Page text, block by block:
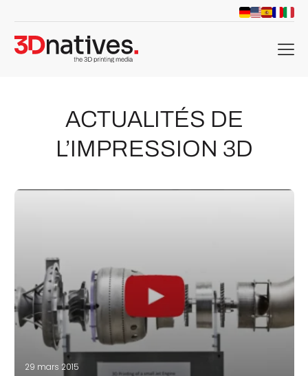
menu
ACTUALITÉS DE
L’IMPRESSION 3D
29 mars 2015